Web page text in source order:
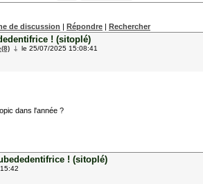
de discussion | Répondre | Rechercher
! (sitoplé)
le 25/07/2025 15:08:41
dans l'année ?
! (sitoplé)